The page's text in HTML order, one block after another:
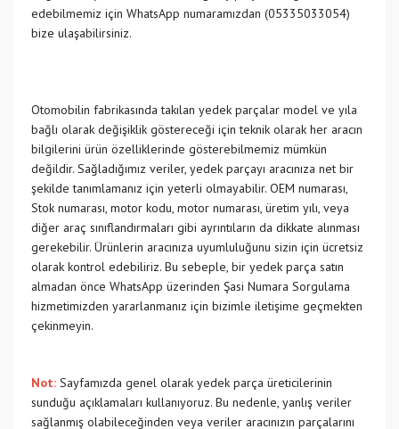
edebilmemiz için WhatsApp numaramızdan (05335033054)
bize ulaşabilirsiniz.
Otomobilin fabrikasında takılan yedek parçalar model ve yıla
bağlı olarak değişiklik göstereceği için teknik olarak her aracın
bilgilerini ürün özelliklerinde gösterebilmemiz mümkün
değildir. Sağladığımız veriler, yedek parçayı aracınıza net bir
şekilde tanımlamanız için yeterli olmayabilir. OEM numarası,
Stok numarası, motor kodu, motor numarası, üretim yılı, veya
diğer araç sınıflandırmaları gibi ayrıntıların da dikkate alınması
gerekebilir. Ürünlerin aracınıza uyumluluğunu sizin için ücretsiz
olarak kontrol edebiliriz. Bu sebeple, bir yedek parça satın
almadan önce WhatsApp üzerinden Şasi Numara Sorgulama
hizmetimizden yararlanmanız için bizimle iletişime geçmekten
çekinmeyin.
Not: Sayfamızda genel olarak yedek parça üreticilerinin
sunduğu açıklamaları kullanıyoruz. Bu nedenle, yanlış veriler
sağlanmış olabileceğinden veya veriler aracınızın parçalarını